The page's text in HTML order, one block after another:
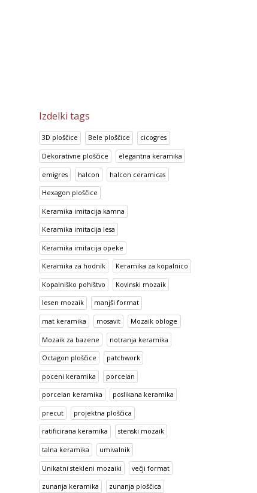
Izdelki tags
3D ploščice Bele ploščice cicogres
Dekorativne ploščice elegantna keramika
emigres halcon halcon ceramicas
Hexagon ploščice
Keramika imitacija kamna
Keramika imitacija lesa
Keramika imitacija opeke
Keramika za hodnik Keramika za kopalnico
Kopalniško pohištvo Kovinski mozaik
lesen mozaik manjši format
mat keramika mosavit Mozaik obloge
Mozaik za bazene notranja keramika
Octagon ploščice patchwork
poceni keramika porcelan
porcelan keramika poslikana keramika
precut projektna ploščica
ratificirana keramika stenski mozaik
talna keramika umivalnik
Unikatni stekleni mozaiki večji format
zunanja keramika zunanja ploščica